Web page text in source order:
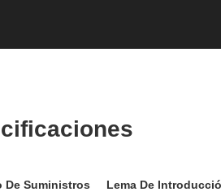
De Suministros Lema De